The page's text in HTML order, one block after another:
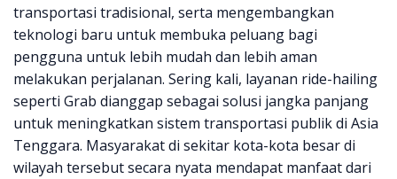
transportasi tradisional, serta mengembangkan
teknologi baru untuk membuka peluang bagi
pengguna untuk lebih mudah dan lebih aman
melakukan perjalanan. Sering kali, layanan ride-hailing
seperti Grab dianggap sebagai solusi jangka panjang
untuk meningkatkan sistem transportasi publik di Asia
Tenggara. Masyarakat di sekitar kota-kota besar di
wilayah tersebut secara nyata mendapat manfaat dari